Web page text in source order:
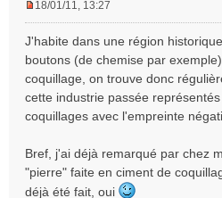
s
s
a
g
e
n
l
u
18/01/11, 13:27
J'habite dans une région
boutons (de chemise par
coquillage, on trouve donc
cette industrie passée
coquillages avec l'empreinte
Bref, j'ai déjà remarqué par chez
"pierre" faite en ciment de
déjà été fait, oui